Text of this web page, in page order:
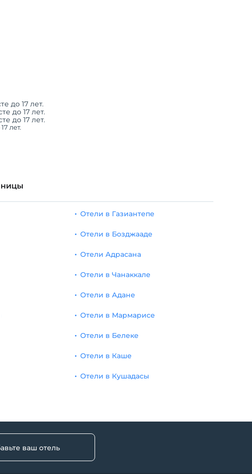
до 17 лет.
до 17 лет.
до 17 лет.
лет.
Отели в Газиантепе
Отели в Бозджааде
Отели Адрасана
Отели в Чанаккале
Отели в Адане
Отели в Мармарисе
Отели в Белеке
Отели в Каше
Отели в Кушадасы
ваш отель